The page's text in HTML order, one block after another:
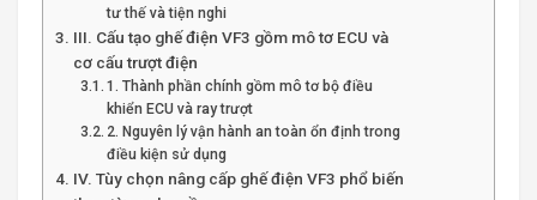
tư thế và tiện nghi
III. Cấu tạo ghế điện VF3 gồm mô tơ ECU và
cơ cấu trượt điện
1. Thành phần chính gồm mô tơ bộ điều
khiển ECU và ray trượt
2. Nguyên lý vận hành an toàn ổn định trong
điều kiện sử dụng
IV. Tùy chọn nâng cấp ghế điện VF3 phổ biến